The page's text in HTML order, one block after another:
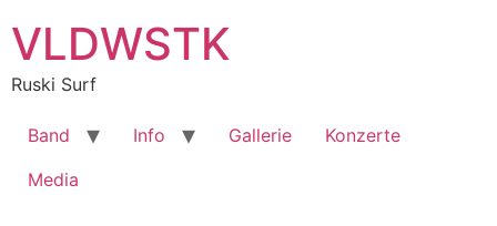
Inhalt
springen
VLDWSTK
Ruski Surf
Band Info Gallerie
Konzerte
Media